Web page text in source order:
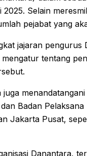
2025. Selain
pejabat yang
jajaran
tentang
juga
Badan
Jakarta Pusat,
Danantara,